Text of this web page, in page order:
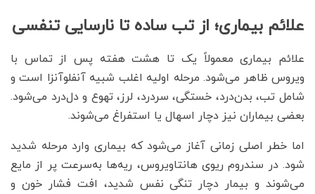
علائم بیماری؛ از تب ساده تا نارسایی تنفسی
علائم بیماری معمولاً یک تا هشت هفته پس از تماس با
ویروس ظاهر می‌شود. مرحله اولیه اغلب شبیه آنفلوآنزا است و
شامل تب، بدن‌درد، خستگی، سردرد، لرز، تهوع و دل‌درد می‌شود.
بعضی بیماران نیز دچار اسهال یا استفراغ می‌شوند.
اما خطر اصلی زمانی آغاز می‌شود که بیماری وارد مرحله شدید
شود. در سندروم ریوی هانتاویروس، ریه‌ها به‌سرعت پر از مایع
می‌شوند و بیمار دچار تنگی نفس شدید، افت فشار خون و